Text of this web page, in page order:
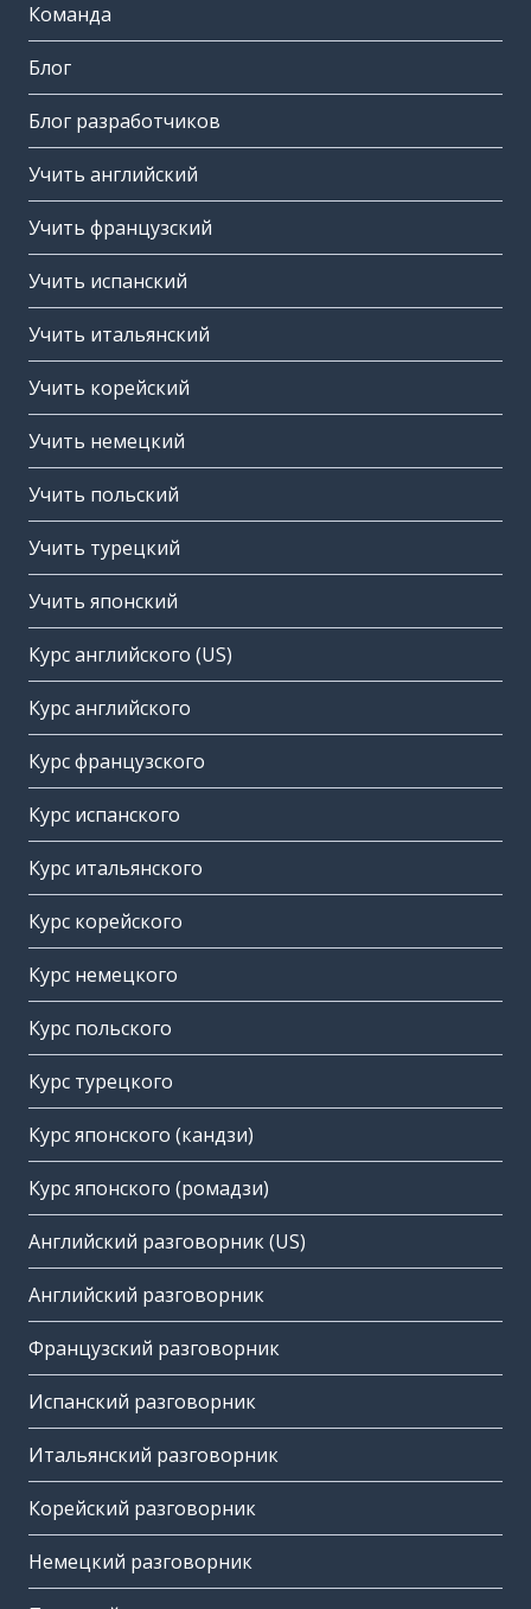
Команда
Блог
Блог разработчиков
Учить английский
Учить французский
Учить испанский
Учить итальянский
Учить корейский
Учить немецкий
Учить польский
Учить турецкий
Учить японский
Курс английского (US)
Курс английского
Курс французского
Курс испанского
Курс итальянского
Курс корейского
Курс немецкого
Курс польского
Курс турецкого
Курс японского (кандзи)
Курс японского (ромадзи)
Английский разговорник (US)
Английский разговорник
Французский разговорник
Испанский разговорник
Итальянский разговорник
Корейский разговорник
Немецкий разговорник